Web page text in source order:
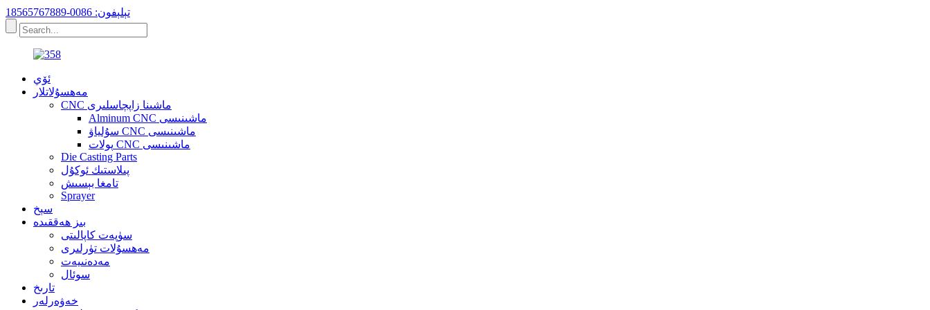
تېلېفون: 0086-18565767889
ئۆي
مەھسۇلاتلار
CNC ماشىنا زاپچاسلىرى
Alminum CNC ماشىنىسى
سۇلياۋ CNC ماشىنىسى
پولات CNC ماشىنىسى
Die Casting Parts
پىلاستىك ئوكۇل
تامغا بېسىش
Sprayer
سېخ
بىز ھەققىدە
سۈپەت كاپالىتى
مەھسۇلات تۈرلىرى
مەدەنىيەت
سوئال
تارىخ
خەۋەرلەر